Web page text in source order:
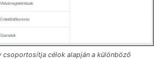
csoportosítja célok alapján a különböző